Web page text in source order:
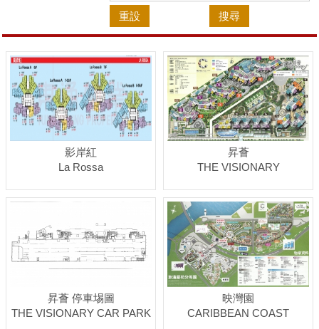
影岸紅
La Rossa
昇薈
THE VISIONARY
昇薈 停車埸圖
THE VISIONARY CAR PARK
映灣園
CARIBBEAN COAST